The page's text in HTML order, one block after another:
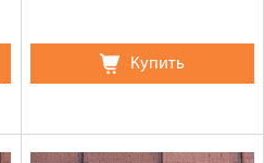
Купить